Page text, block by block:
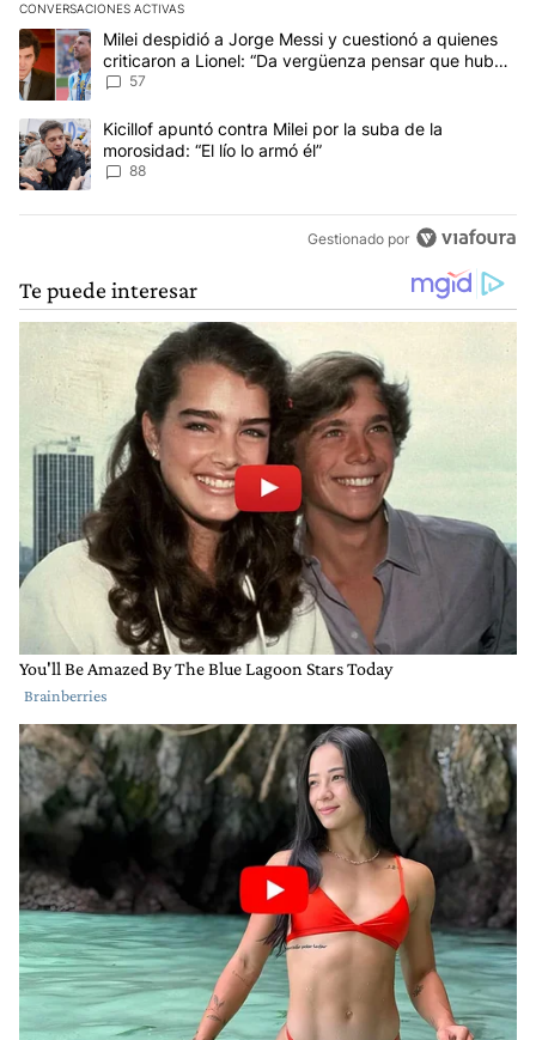
CONVERSACIONES ACTIVAS
Este listado muestra los artículos con más comentarios en los
Un artículo de tendencia con el título "Milei despidió a Jorge
Milei despidió a Jorge Messi y cuestionó a quienes
criticaron a Lionel: “Da vergüenza pensar que hubo
anti-Messi”
57
Un artículo de tendencia con el título "Kicillof apuntó contra Milei
Kicillof apuntó contra Milei por la suba de la
morosidad: “El lío lo armó él”
88
Gestionado por